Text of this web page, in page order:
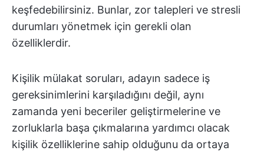
keşfedebilirsiniz. Bunlar, zor talepleri ve stresli
durumları yönetmek için gerekli olan
özelliklerdir.
Kişilik mülakat soruları, adayın sadece iş
gereksinimlerini karşıladığını değil, aynı
zamanda yeni beceriler geliştirmelerine ve
zorluklarla başa çıkmalarına yardımcı olacak
kişilik özelliklerine sahip olduğunu da ortaya